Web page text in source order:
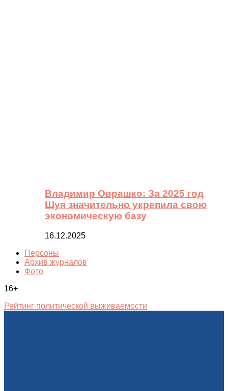
Владимир Оврашко: За 2025 год
Шуя значительно укрепила свою
экономическую базу
16.12.2025
Персоны
Архив журналов
Фото
16+
Рейтинг политической выживаемости